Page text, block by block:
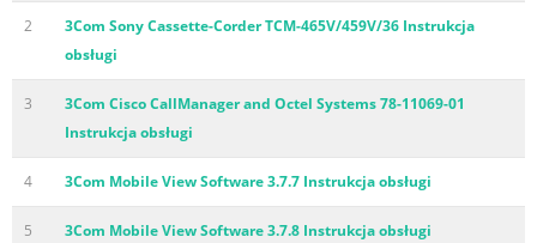
2
3Com Sony Cassette-Corder TCM-465V/459V/36 Instrukcja
obsługi
3
3Com Cisco CallManager and Octel Systems 78-11069-01
Instrukcja obsługi
4 3Com Mobile View Software 3.7.7 Instrukcja obsługi
5 3Com Mobile View Software 3.7.8 Instrukcja obsługi